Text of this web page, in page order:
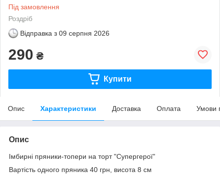
Під замовлення
Роздріб
Відправка з 09 серпня 2026
290 ₴
Купити
Опис Характеристики Доставка Оплата Умови
Опис
Імбирні пряники-топери на торт "Супергерої"
Вартість одного пряника 40 грн, висота 8 см